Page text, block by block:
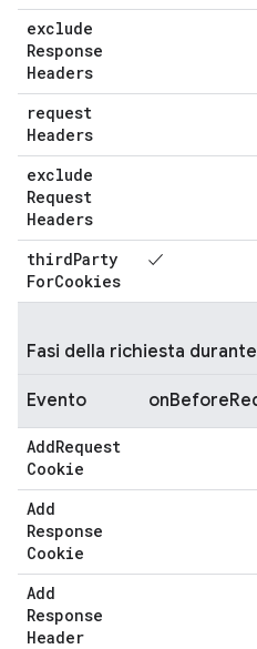
exclude
Response
Headers
request
Headers
exclude
Request
Headers
thirdParty
ForCookies
✓
Fasi della richiesta
Evento
AddRequest
Cookie
Add
Response
Cookie
Add
Response
Header